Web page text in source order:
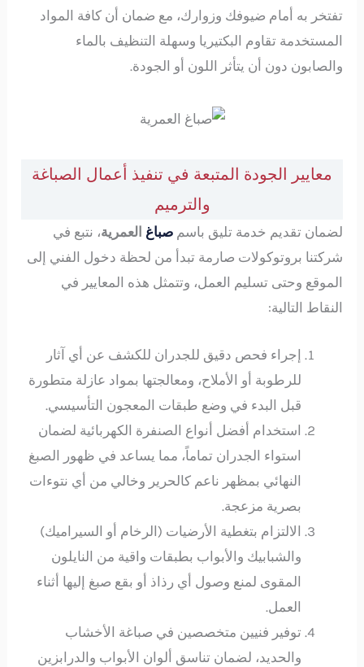
تفتخر به أمام ضيوفك وزوارك، مع ضمان أن كافة المواد
المستخدمة تقاوم البكتيريا وسهلة التنظيف بالماء
والصابون دون أن يتأثر اللون أو الجودة.
معايير الجودة المتبعة في تنفيذ أعمال الصباغة
والترميم
لضمان تقديم خدمة تليق باسمصباغ العمرية، نتبع في
شركتنا بروتوكولات صارمة تبدأ من لحظة دخول الفني إلى
الموقع وحتى تسليم العمل، وتتمثل هذه المعايير في
النقاط التالية:
إجراء فحص دقيق للجدران للكشف عن أي آثار
للرطوبة أو الأملاح، ومعالجتها بمواد عازلة متطورة
قبل البدء في وضع طبقات المعجون التأسيسي.
استخدام أفضل أنواع الصنفرة الكهربائية لضمان
استواء الجدران تماماً، مما يساعد في ظهور الصبغ
النهائي بمظهر ناعم كالحرير وخالي من أي نتوءات
بصرية مزعجة.
الالتزام بتغطية الأرضيات (الرخام أو السيراميك)
والشبابيك والأبواب بطبقات واقية من النايلون
المقوى لمنع وصول أي رذاذ أو بقع صبغ إليها أثناء
العمل.
توفير فنيين متخصصين في صباغة الأخشاب
والحديد، لضمان تناسق ألوان الأبواب والدرابزين